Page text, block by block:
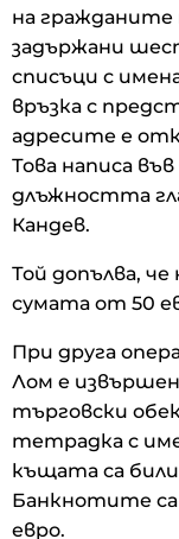
на гражданите
задържани
списъци с
връзка с
адресите е
Това написа
длъжността
Кандев.
Той допълва,
сумата от 50
При друга
Лом е
търговски
тетрадка с
къщата са
Банкнотите са
евро.